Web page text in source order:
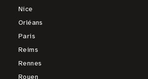
Nice
Orléans
Paris
Reims
Rennes
Rouen